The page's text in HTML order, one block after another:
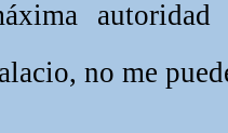
no me